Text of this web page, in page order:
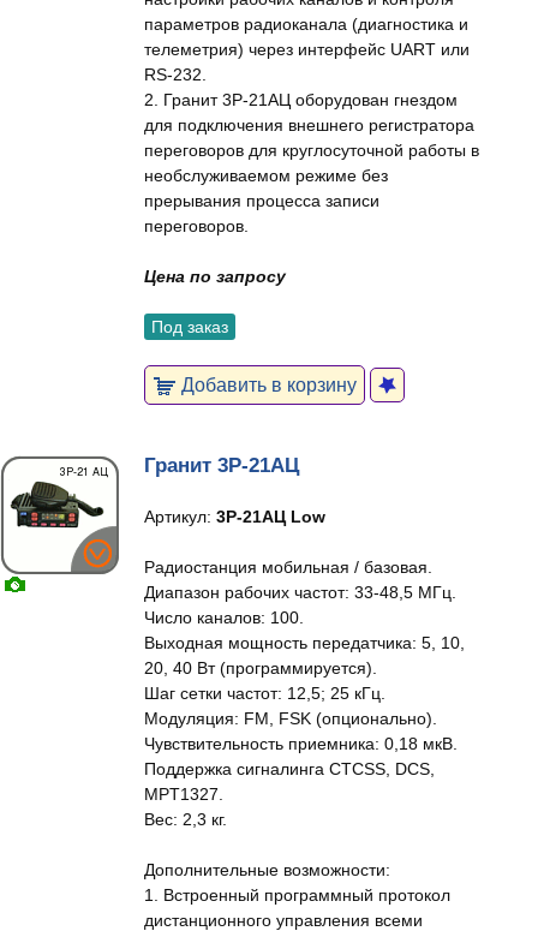
параметров радиоканала (диагностика и
телеметрия) через интерфейс UART или
RS-232.
2. Гранит 3Р-21АЦ оборудован гнездом
для подключения внешнего регистратора
переговоров для круглосуточной работы в
необслуживаемом режиме без
прерывания процесса записи
переговоров.
Цена по запросу
Под заказ
Добавить в корзину
Гранит 3Р-21АЦ
Артикул: 3Р-21АЦ Low
Радиостанция мобильная / базовая.
Диапазон рабочих частот: 33-48,5 МГц.
Число каналов: 100.
Выходная мощность передатчика: 5, 10,
20, 40 Вт (программируется).
Шаг сетки частот: 12,5; 25 кГц.
Модуляция: FM, FSK (опционально).
Чувствительность приемника: 0,18 мкВ.
Поддержка сигналинга CTCSS, DCS,
MPT1327.
Вес: 2,3 кг.
Дополнительные возможности:
1. Встроенный программный протокол
дистанционного управления всеми